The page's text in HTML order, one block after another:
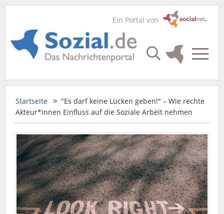
Ein Portal von
Startseite
"Es darf keine Lücken geben!" – Wie rechte
Akteur*innen Einfluss auf die Soziale Arbeit nehmen